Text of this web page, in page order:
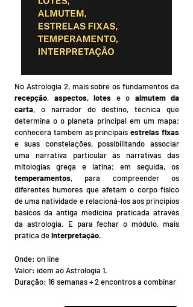
No Astrologia 2, mais sobre os fundamentos da
recepção, aspectos, lotes e o almutem da
carta, o narrador do destino, técnica que
determina o o planeta principal em um mapa;
conhecerá também as principaisestrelas fixas
e suas constelações, possibilitando associar
uma narrativa particular às narrativas das
mitologias grega e latina; em seguida, os
temperamentos, para compreender os
diferentes humores que afetam o corpo físico
de uma natividade e relacioná-los aos princípios
básicos da antiga medicina praticada através
da astrologia. E para fechar o módulo, mais
prática deinterpretação.
​Onde: on line
Valor: idem ao Astrologia 1.
Duração: 16 semanas ​​+ 2 encontros a combinar